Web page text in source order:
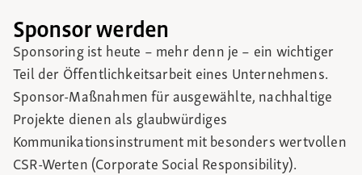
Sponsor werden
Sponsoring ist heute – mehr denn je – ein wichtiger
Teil der Öffentlichkeitsarbeit eines Unternehmens.
Sponsor-Maßnahmen für ausgewählte, nachhaltige
Projekte dienen als glaubwürdiges
Kommunikationsinstrument mit besonders wertvollen
CSR-Werten (Corporate Social Responsibility).